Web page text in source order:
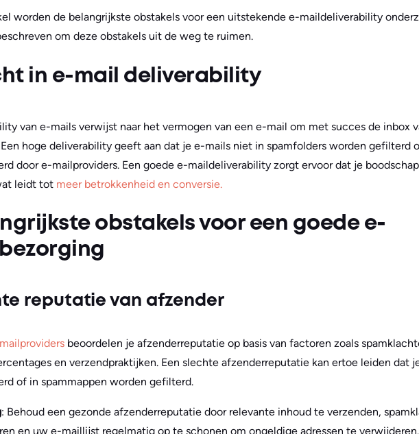
worden de belangrijkste obstakels voor een uitstekende e-maildeliverability
om deze obstakels uit de weg te ruimen.
in e-mail deliverability
van e-mails verwijst naar het vermogen van een e-mail om met succes de inbox
hoge deliverability geeft aan dat je e-mails niet in spamfolders worden gefilterd
door e-mailproviders. Een goede e-maildeliverability zorgt ervoor dat je
leidt tot meer betrokkenheid en conversie.
obstakels voor een goede e-
reputatie van afzender
beoordelen je afzenderreputatie op basis van factoren zoals
en verzendpraktijken. Een slechte afzenderreputatie kan ertoe leiden dat
of in spammappen worden gefilterd.
: Behoud een gezonde afzenderreputatie door relevante inhoud te verzenden,
en uw e-maillijst regelmatig op te schonen om ongeldige adressen te verwijderen.